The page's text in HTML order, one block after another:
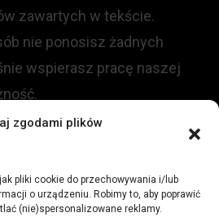
zgodami plików
pliki cookie do przechowywania i/lub
o urządzeniu. Robimy to, aby poprawić
(nie)spersonalizowane reklamy.
zawartych w tekście.
nie ponosisz żadnych
wspierasz pracę naszej